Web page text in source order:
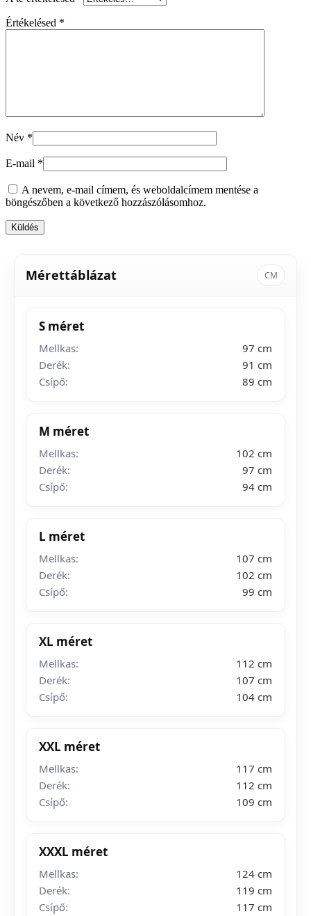
Értékelésed *
Név *
E-mail *
A nevem, e-mail címem, és weboldalcímem mentése a
böngészőben a következő hozzászólásomhoz.
Mérettáblázat CM
S méret
Mellkas:
97 cm
Derék:
91 cm
Csípő:
89 cm
M méret
Mellkas:
102 cm
Derék:
97 cm
Csípő:
94 cm
L méret
Mellkas:
107 cm
Derék:
102 cm
Csípő:
99 cm
XL méret
Mellkas:
112 cm
Derék:
107 cm
Csípő:
104 cm
XXL méret
Mellkas:
117 cm
Derék:
112 cm
Csípő:
109 cm
XXXL méret
Mellkas:
124 cm
Derék:
119 cm
Csípő:
117 cm